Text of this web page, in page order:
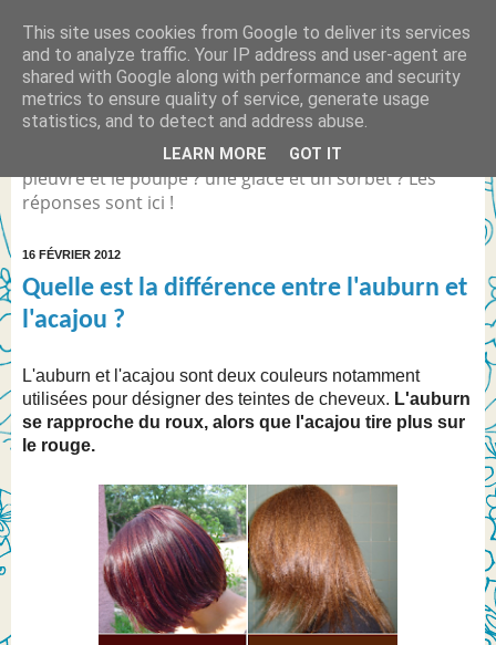
Quelle est la différence
entre... ?
Différence entre Coca Light et le Coca Zéro ? la
pieuvre et le poulpe ? une glace et un sorbet ? Les
réponses sont ici !
16 FÉVRIER 2012
Quelle est la différence entre l'auburn et
l'acajou ?
L'auburn et l'acajou sont deux couleurs notamment
utilisées pour désigner des teintes de cheveux. L'auburn
se rapproche du roux, alors que l'acajou tire plus sur
le rouge.
This site uses cookies from Google to deliver its services
and to analyze traffic. Your IP address and user-agent are
shared with Google along with performance and security
metrics to ensure quality of service, generate usage
statistics, and to detect and address abuse.
LEARN MORE GOT IT